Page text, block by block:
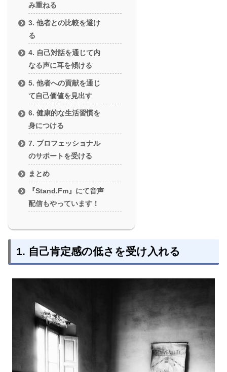
み重ねる
3. 他者との比較を避け
る
4. 自己対話を通じて内
なる声に耳を傾ける
5. 他者への貢献を通じ
て自己価値を見出す
6. 健康的な生活習慣を
身につける
7. プロフェッショナル
のサポートを受ける
まとめ
『Stand.Fm』にて音声
配信もやっています！
1. 自己肯定感の低さを受け入れる